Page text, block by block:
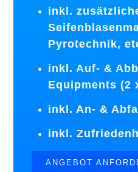
inkl.
Pyrotechnik,
inkl. Auf- &
Equipments (2
inkl. An- &
inkl.
ANGEBOT